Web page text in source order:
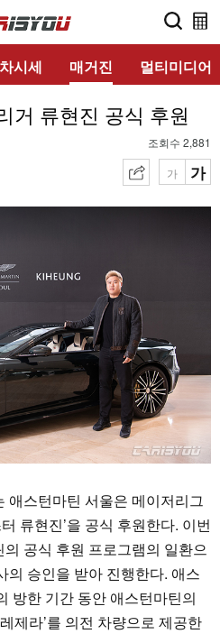
시세 매거진 멀티미디어
거 류현진 공식 후원
조회수 2,881
가 가
애스턴마틴 서울은 메이저리그
류현진’을 공식 후원한다. 이번
공식 후원 프로그램의 일환으
의 승인을 받아 진행한다. 애스
방한 기간 동안 애스턴마틴의
제라’를 의전 차량으로 제공한